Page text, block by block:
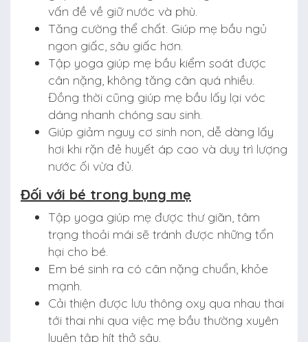
vấn đề về giữ nước và phù.
Tăng cường thể chất. Giúp mẹ bầu ngủ
ngon giấc, sâu giấc hơn.
Tập yoga giúp mẹ bầu kiểm soát được
cân nặng, không tăng cân quá nhiều.
Đồng thời cũng giúp mẹ bầu lấy lại vóc
dáng nhanh chóng sau sinh.
Giúp giảm nguy cơ sinh non, dễ dàng lấy
hơi khi rặn đẻ huyết áp cao và duy trì lượng
nước ối vừa đủ.
Đối với bé trong bụng mẹ
Tập yoga giúp mẹ được thư giãn, tâm
trạng thoải mái sẽ tránh được những tổn
hại cho bé.
Em bé sinh ra có cân nặng chuẩn, khỏe
mạnh.
Cải thiện được lưu thông oxy qua nhau thai
tới thai nhi qua việc mẹ bầu thường xuyên
luyện tập hít thở sâu.